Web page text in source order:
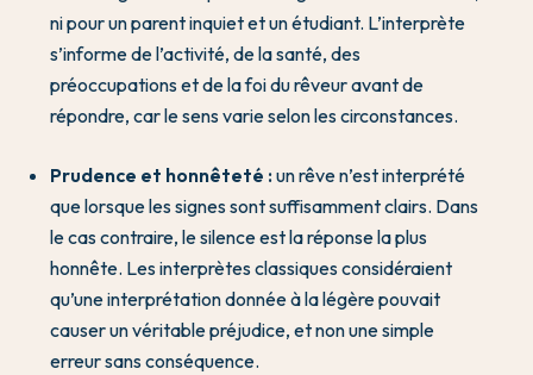
ni pour un parent inquiet et un étudiant. L’interprète
s’informe de l’activité, de la santé, des
préoccupations et de la foi du rêveur avant de
répondre, car le sens varie selon les circonstances.
Prudence et honnêteté :un rêve n’est interprété
que lorsque les signes sont suffisamment clairs. Dans
le cas contraire, le silence est la réponse la plus
honnête. Les interprètes classiques considéraient
qu’une interprétation donnée à la légère pouvait
causer un véritable préjudice, et non une simple
erreur sans conséquence.